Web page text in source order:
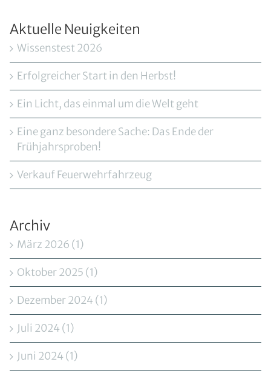
Aktuelle Neuigkeiten
Wissenstest 2026
Erfolgreicher Start in den Herbst!
Ein Licht, das einmal um die Welt geht
Eine ganz besondere Sache: Das Ende der
Frühjahrsproben!
Verkauf Feuerwehrfahrzeug
Archiv
März 2026 (1)
Oktober 2025 (1)
Dezember 2024 (1)
Juli 2024 (1)
Juni 2024 (1)